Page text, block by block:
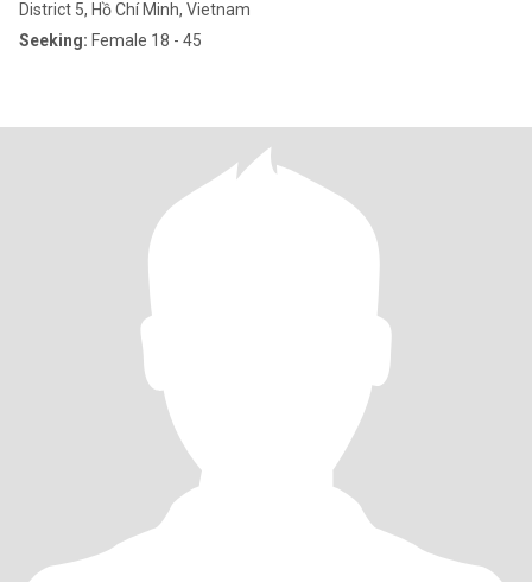
District 5, Hồ Chí Minh, Vietnam
Seeking: Female 18 - 45